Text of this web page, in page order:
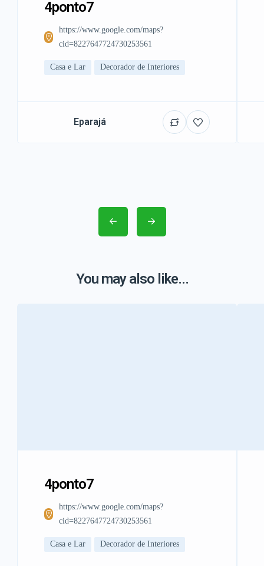
4ponto7
https://www.google.com/maps?
cid=8227647724730253561
Casa e Lar Decorador de Interiores
Eparajá
You may also like...
4ponto7
https://www.google.com/maps?
cid=8227647724730253561
Casa e Lar Decorador de Interiores